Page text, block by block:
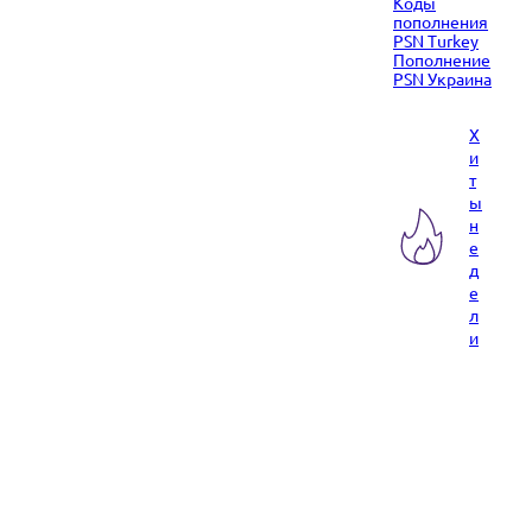
пополнения
PSN Turkey
Пополнение
PSN Украина
Х
и
т
ы
н
е
д
е
л
и